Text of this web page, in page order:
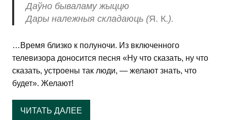
Даўно бываламу жыццю
Дары належныя складаюць (Я. К.).
…Время близко к полуночи. Из включенного
телевизора доносится песня «Ну что сказать, ну что
сказать, устроены так люди, — желают знать, что
будет». Желают!
ЧИТАТЬ ДАЛЕЕ